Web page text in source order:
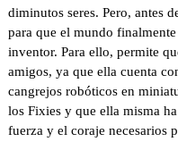
diminutos seres. Pero, antes
para que el mundo
inventor. Para ello, permite
amigos, ya que ella cuenta
cangrejos robóticos en
los Fixies y que ella misma
fuerza y ​​el coraje necesarios